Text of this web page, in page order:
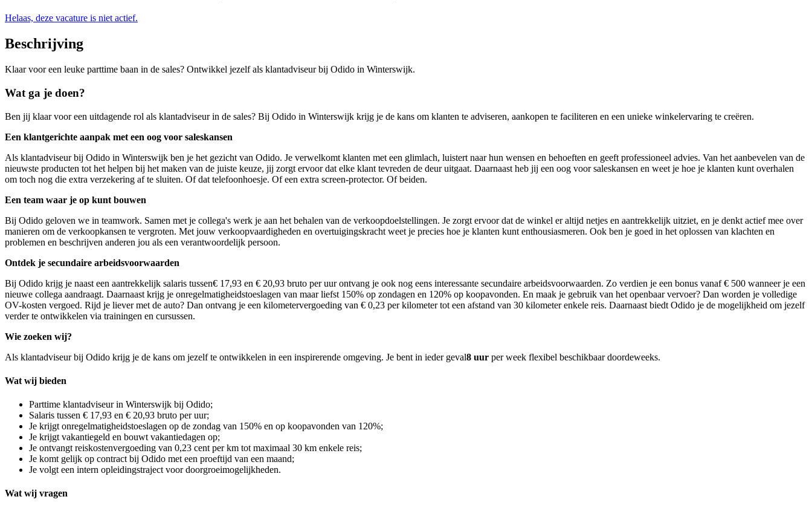
Helaas, deze vacature is niet actief.
Beschrijving
Klaar voor een leuke parttime baan in de sales? Ontwikkel jezelf als klantadviseur bij Odido in Winterswijk.
Wat ga je doen?
Ben jij klaar voor een uitdagende rol als klantadviseur in de sales? Bij Odido in Winterswijk krijg je de kans om klanten te adviseren, aankopen te faciliteren en een unieke winkelervaring te creëren.
Een klantgerichte aanpak met een oog voor saleskansen
Als klantadviseur bij Odido in Winterswijk ben je het gezicht van Odido. Je verwelkomt klanten met een glimlach, luistert naar hun wensen en behoeften en geeft professioneel advies. Van het aanbevelen van de
nieuwste producten tot het helpen bij het maken van de juiste keuze, jij zorgt ervoor dat elke klant tevreden de deur uitgaat. Daarnaast heb jij een oog voor saleskansen en weet je hoe je klanten kunt overhalen
om toch nog die extra verzekering af te sluiten. Of dat telefoonhoesje. Of een extra screen-protector. Of beiden.
Een team waar je op kunt bouwen
Bij Odido geloven we in teamwork. Samen met je collega's werk je aan het behalen van de verkoopdoelstellingen. Je zorgt ervoor dat de winkel er altijd netjes en aantrekkelijk uitziet, en je denkt actief mee over
manieren om de verkoopkansen te vergroten. Met jouw verkoopvaardigheden en overtuigingskracht weet je precies hoe je klanten kunt enthousiasmeren. Ook ben je goed in het oplossen van klachten en
problemen en beschrijven anderen jou als een verantwoordelijk persoon.
Ontdek je secundaire arbeidsvoorwaarden
Bij Odido krijg je naast een aantrekkelijk salaris tussen€ 17,93 en € 20,93 bruto per uur ontvang je ook nog eens interessante secundaire arbeidsvoorwaarden. Zo verdien je een bonus vanaf € 500 wanneer je een
nieuwe collega aandraagt. Daarnaast krijg je onregelmatigheidstoeslagen van maar liefst 150% op zondagen en 120% op koopavonden. En maak je gebruik van het openbaar vervoer? Dan worden je volledige
OV-kosten vergoed. Rijd je liever met de auto? Dan ontvang je een kilometervergoeding van € 0,23 per kilometer tot een afstand van 30 kilometer enkele reis. Daarnaast biedt Odido je de mogelijkheid om jezelf
verder te ontwikkelen via trainingen en cursussen.
Wie zoeken wij?
Als klantadviseur bij Odido krijg je de kans om jezelf te ontwikkelen in een inspirerende omgeving. Je bent in ieder geval8 uur per week flexibel beschikbaar doordeweeks.
Wat wij bieden
Parttime klantadviseur in Winterswijk bij Odido;
Salaris tussen € 17,93 en € 20,93 bruto per uur;
Je krijgt onregelmatigheidstoeslagen op de zondag van 150% en op koopavonden van 120%;
Je krijgt vakantiegeld en bouwt vakantiedagen op;
Je ontvangt reiskostenvergoeding van 0,23 cent per km tot maximaal 30 km enkele reis;
Je komt gelijk op contract bij Odido met een proeftijd van een maand;
Je volgt een intern opleidingstraject voor doorgroeimogelijkheden.
Wat wij vragen